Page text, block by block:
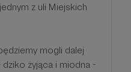
z uli Miejskich
mogli dalej
żyjąca i miodna -